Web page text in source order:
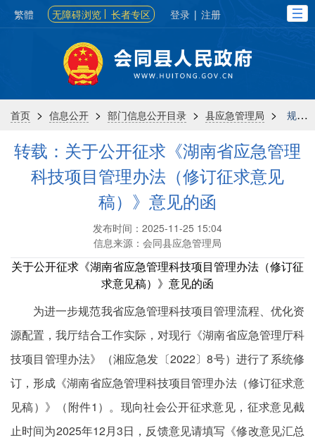
繁體 无障碍浏览 长者专区 登录 | 注册
首页 > 信息公开 > 部门信息公开目录 > 县应急管理局 > 规划计划
转载：关于公开征求《湖南省应急管理
科技项目管理办法（修订征求意见
稿）》意见的函
发布时间：2025-11-25 15:04
信息来源：会同县应急管理局
关于公开征求《湖南省应急管理科技项目管理办法（修订征
求意见稿）》意见的函
为进一步规范我省应急管理科技项目管理流程、优化资
源配置，我厅结合工作实际，对现行《湖南省应急管理厅科
技项目管理办法》（湘应急发〔2022〕8号）进行了系统修
订，形成《湖南省应急管理科技项目管理办法（修订征求意
见稿）》（附件1）。现向社会公开征求意见，征求意见截
止时间为2025年12月3日，反馈意见请填写《修改意见汇总